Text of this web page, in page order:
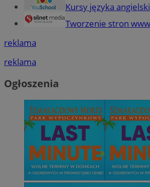
Kursy języka
Tworzenie stron
reklama
reklama
Ogłoszenia